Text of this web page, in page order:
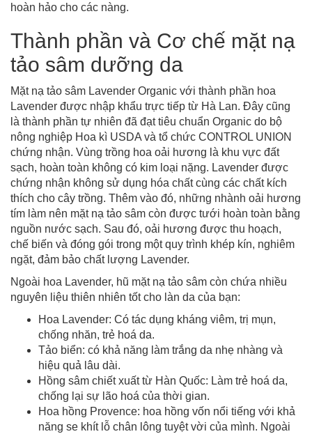
hoàn hảo cho các nàng.
Thành phần và Cơ chế mặt nạ
tảo sâm dưỡng da
Mặt nạ tảo sâm Lavender Organic với thành phần hoa
Lavender được nhập khẩu trực tiếp từ Hà Lan. Đây cũng
là thành phần tự nhiên đã đạt tiêu chuẩn Organic do bộ
nông nghiệp Hoa kì USDA và tổ chức CONTROL UNION
chứng nhận. Vùng trồng hoa oải hương là khu vực đất
sạch, hoàn toàn không có kim loại nặng. Lavender được
chứng nhận không sử dụng hóa chất cùng các chất kích
thích cho cây trồng. Thêm vào đó, những nhành oải hương
tím làm nên mặt nạ tảo sâm còn được tưới hoàn toàn bằng
nguồn nước sạch. Sau đó, oải hương được thu hoạch,
chế biến và đóng gói trong một quy trình khép kín, nghiêm
ngặt, đảm bảo chất lượng Lavender.
Ngoài hoa Lavender, hũ mặt nạ tảo sâm còn chứa nhiều
nguyên liệu thiên nhiên tốt cho làn da của bạn:
Hoa Lavender: Có tác dụng kháng viêm, trị mụn,
chống nhăn, trẻ hoá da.
Tảo biển: có khả năng làm trắng da nhẹ nhàng và
hiệu quả lâu dài.
Hồng sâm chiết xuất từ Hàn Quốc: Làm trẻ hoá da,
chống lại sự lão hoá của thời gian.
Hoa hồng Provence: hoa hồng vốn nổi tiếng với khả
năng se khít lỗ chân lông tuyệt vời của mình. Ngoài